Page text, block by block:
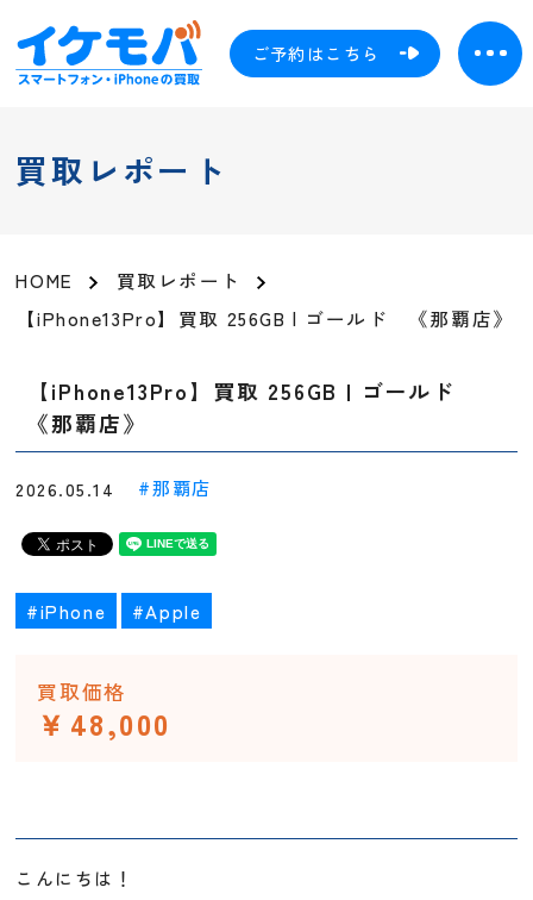
ご予約はこちら
買取レポート
HOME
買取レポート
【iPhone13Pro】買取 256GB | ゴールド 《那覇店》
【iPhone13Pro】買取 256GB | ゴールド
《那覇店》
2026.05.14 那覇店
#iPhone #Apple
買取価格
￥48,000
こんにちは！